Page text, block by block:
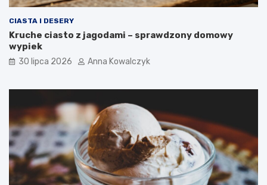
CIASTA I DESERY
Kruche ciasto z jagodami – sprawdzony domowy
wypiek
30 lipca 2026 Anna Kowalczyk